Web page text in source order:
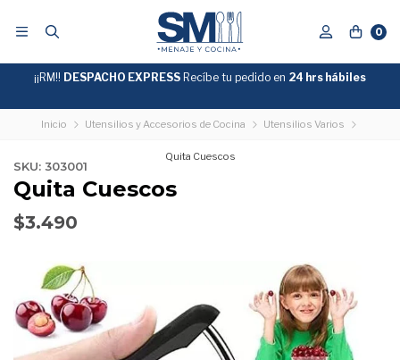
0
GRATIS
SOBRE
¡¡RM!! DESPACHO EXPRESS Recíbe tu pedido en 24 hrs hábiles
Inicio Utensilios y Accesorios de Cocina Utensilios Varios
Quita Cuescos
SKU: 303001
Quita Cuescos
$3.490